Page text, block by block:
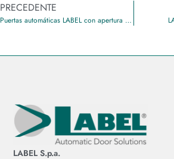
PRECEDENTE
Puertas automáticas LABEL con apertura sin contacto
LABEL S.p.a.